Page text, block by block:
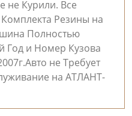
не Курили. Все
Резины на
Полностью
Год и Номер Кузова
не Требует
на АТЛАНТ-